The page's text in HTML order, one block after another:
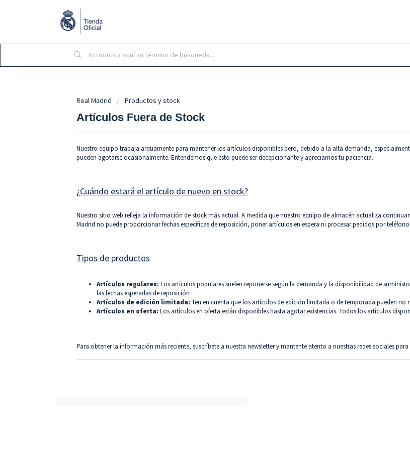
Real Madrid Productos y stock
Artículos Fuera de Stock
Nuestro equipo trabaja arduamente para mantener los artículos disponibles pero, debido a la alta demanda,
pueden agotarse ocasionalmente. Entendemos que esto puede ser decepcionante y apreciamos tu paciencia.
¿Cuándo estará el artículo de nuevo en stock?
Nuestro sitio web refleja la información de stock más actual. A medida que nuestro equipo de almacén actualiza
Madrid no puede proporcionar fechas específicas de reposición, poner artículos en espera ni procesar pedidos por teléfono.
Tipos de productos
Artículos regulares: Los artículos populares suelen reponerse según la demanda y la disponibilidad de
las fechas esperadas de reposición
Artículos de edición limitada: Ten en cuenta que los artículos de edición limitada o de temporada pueden no
Artículos en oferta: Los artículos en oferta están disponibles hasta agotar existencias. Todos los artículos
Para obtener la información más reciente, suscríbete a nuestra newslettery mantente atento a nuestras redes sociales